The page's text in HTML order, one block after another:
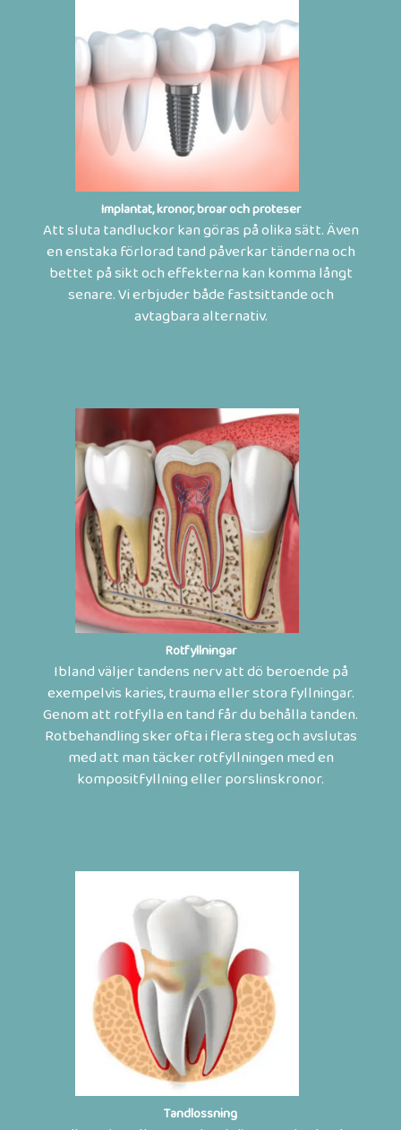
Implantat, kronor, broar och proteser
Att sluta tandluckor kan göras på olika sätt. Även
en enstaka förlorad tand påverkar tänderna och
bettet på sikt och effekterna kan komma långt
senare. Vi erbjuder både fastsittande och
avtagbara alternativ.
Rotfyllningar
Ibland väljer tandens nerv att dö beroende på
exempelvis karies, trauma eller stora fyllningar.
Genom att rotfylla en tand får du behålla tanden.
Rotbehandling sker ofta i flera steg och avslutas
med att man täcker rotfyllningen med en
kompositfyllning eller porslinskronor.
Tandlossning